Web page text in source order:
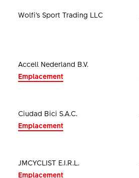
Wolfi’s Sport Trading LLC
Accell Nederland B.V.
Emplacement
Ciudad Bici S.A.C.
Emplacement
JMCYCLIST E.I.R.L.
Emplacement